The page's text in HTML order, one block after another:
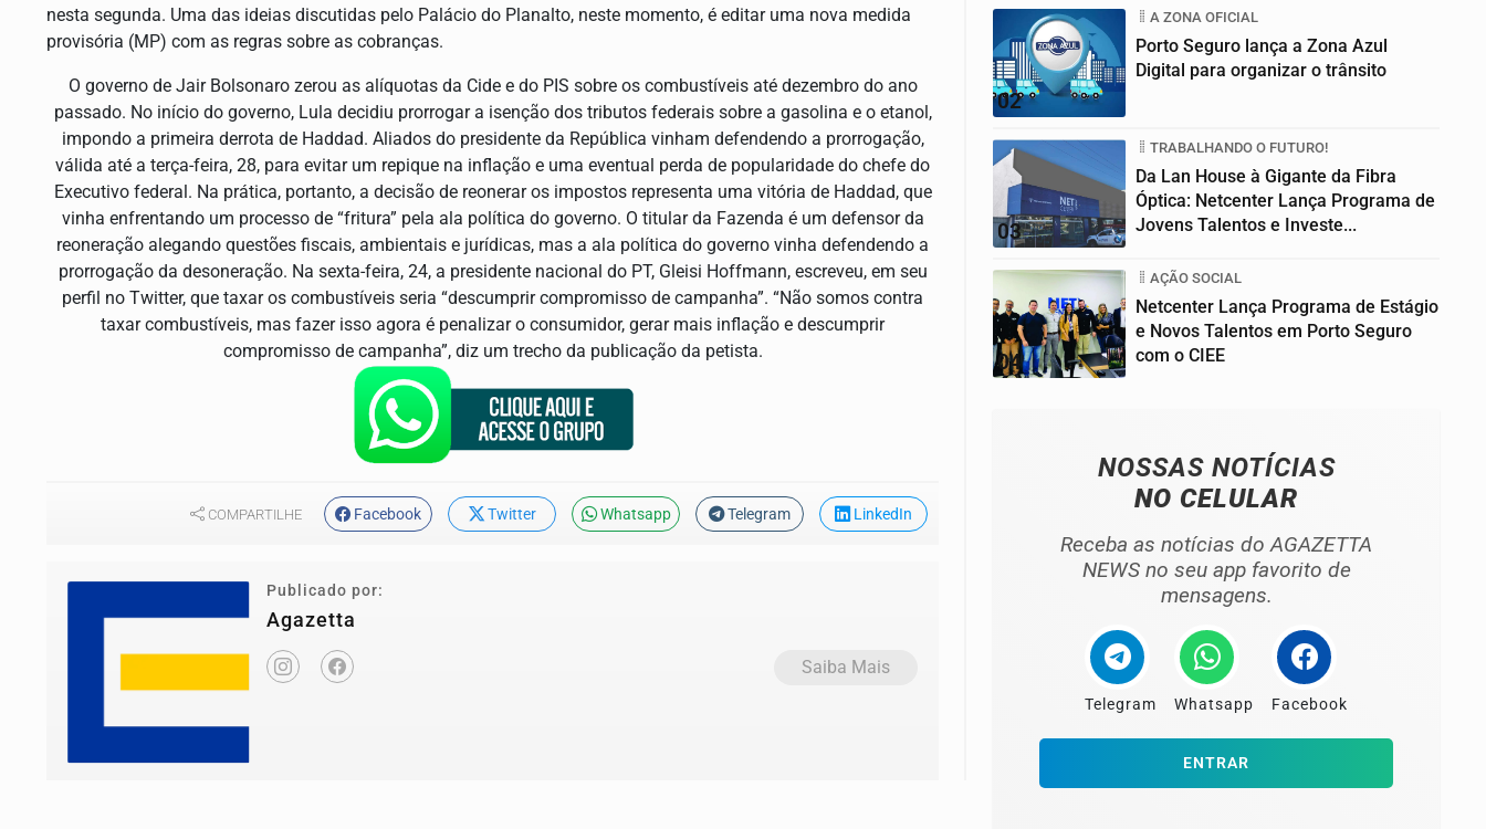
nesta segunda. Uma das ideias discutidas pelo Palácio do Planalto, neste momento, é editar uma nova medida
provisória (MP) com as regras sobre as cobranças.
O governo de Jair Bolsonaro zerou as alíquotas da Cide e do PIS sobre os combustíveis até dezembro do ano
passado. No início do governo, Lula decidiu prorrogar a isenção dos tributos federais sobre a gasolina e o etanol,
impondo a primeira derrota de Haddad. Aliados do presidente da República vinham defendendo a prorrogação,
válida até a terça-feira, 28, para evitar um repique na inflação e uma eventual perda de popularidade do chefe do
Executivo federal. Na prática, portanto, a decisão de reonerar os impostos representa uma vitória de Haddad, que
vinha enfrentando um processo de “fritura” pela ala política do governo. O titular da Fazenda é um defensor da
reoneração alegando questões fiscais, ambientais e jurídicas, mas a ala política do governo vinha defendendo a
prorrogação da desoneração. Na sexta-feira, 24, a presidente nacional do PT, Gleisi Hoffmann, escreveu, em seu
perfil no Twitter, que taxar os combustíveis seria “descumprir compromisso de campanha”. “Não somos contra
taxar combustíveis, mas fazer isso agora é penalizar o consumidor, gerar mais inflação e descumprir
compromisso de campanha”, diz um trecho da publicação da petista.
COMPARTILHE Facebook Twitter Whatsapp Telegram LinkedIn
Publicado por:
Agazetta
Saiba Mais
02
A ZONA OFICIAL
Porto Seguro lança a Zona Azul
Digital para organizar o trânsito
03
TRABALHANDO O FUTURO!
Da Lan House à Gigante da Fibra
Óptica: Netcenter Lança Programa de
Jovens Talentos e Investe...
04
AÇÃO SOCIAL
Netcenter Lança Programa de Estágio
e Novos Talentos em Porto Seguro
com o CIEE
NOSSAS NOTÍCIAS
NO CELULAR
Receba as notícias do AGAZETTA
NEWS no seu app favorito de
mensagens.
Telegram Whatsapp Facebook
ENTRAR